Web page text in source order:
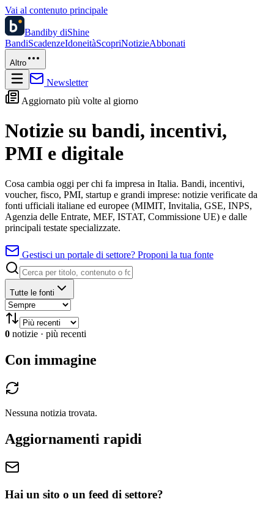
Vai al contenuto principale
Bandiby diShine
BandiScadenzeIdoneitàScopriNotizieAbbonati
Altro
Newsletter
Aggiornato più volte al giorno
Notizie su bandi, incentivi,
PMI e digitale
Cosa cambia oggi per chi fa impresa in Italia. Bandi, incentivi,
voucher, fisco, PMI, startup e grandi imprese: notizie verificate da
fonti ufficiali italiane ed europee (MIMIT, Invitalia, GSE, INPS,
Agenzia delle Entrate, MEF, ISTAT, Commissione UE) e dalle
principali testate specializzate.
Gestisci un portale di settore? Proponi la tua fonte
Tutte le fonti
0 notizie · più recenti
Con immagine
Nessuna notizia trovata.
Aggiornamenti rapidi
Hai un sito o un feed di settore?